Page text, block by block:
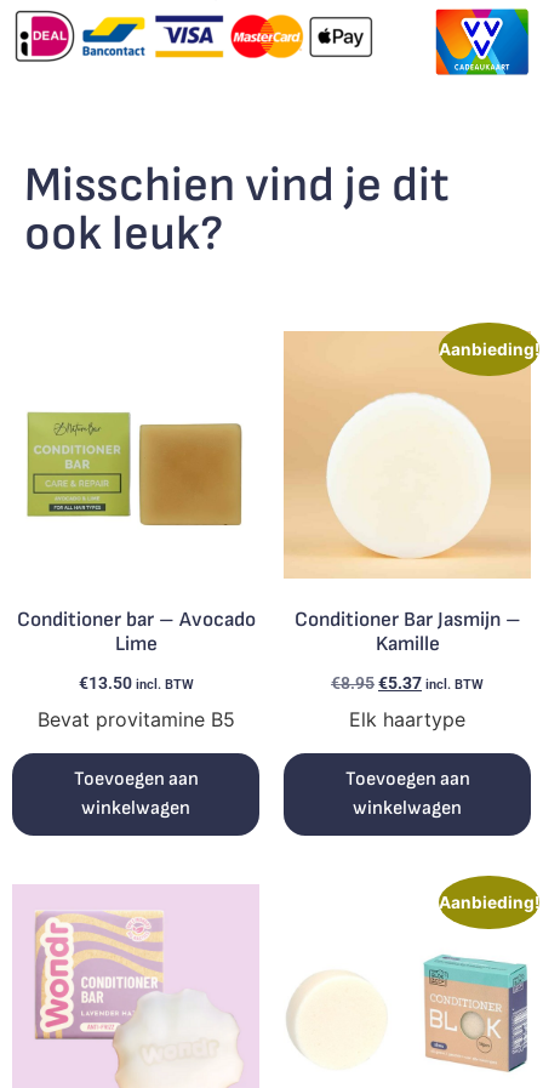
Misschien vind je dit
ook leuk?
Conditioner bar – Avocado
Lime
€13.50 incl. BTW
Bevat provitamine B5
Toevoegen aan
winkelwagen
Aanbieding!
Conditioner Bar Jasmijn –
Kamille
€8.95€5.37 incl. BTW
Elk haartype
Toevoegen aan
winkelwagen
Aanbieding!